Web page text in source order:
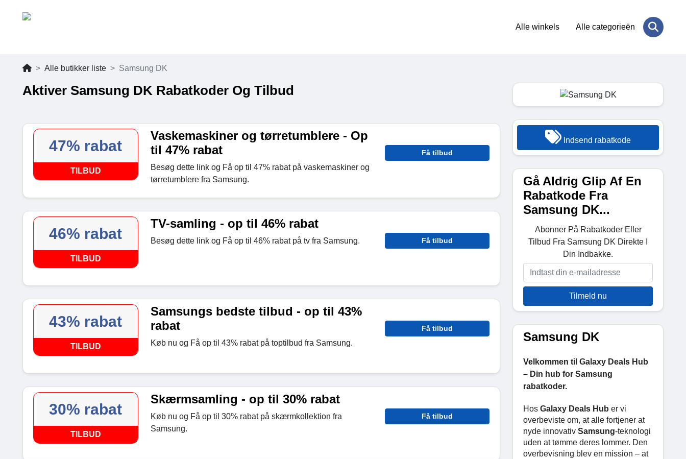
Alle winkels Alle categorieën
Alle butikker liste Samsung DK
Aktiver Samsung DK Rabatkoder Og Tilbud
47% rabat
TILBUD
Vaskemaskiner og tørretumblere - Op
til 47% rabat
Besøg dette link og Få op til 47% rabat på vaskemaskiner og
tørretumblere fra Samsung.
Få tilbud
46% rabat
TILBUD
TV-samling - op til 46% rabat
Besøg dette link og Få op til 46% rabat på tv fra Samsung. Få tilbud
43% rabat
TILBUD
Samsungs bedste tilbud - op til 43%
rabat
Køb nu og Få op til 43% rabat på toptilbud fra Samsung.
Få tilbud
30% rabat
TILBUD
Skærmsamling - op til 30% rabat
Køb nu og Få op til 30% rabat på skærmkollektion fra
Samsung.
Få tilbud
Indsend rabatkode
Gå Aldrig Glip Af En
Rabatkode Fra
Samsung DK...
Abonner På Rabatkoder Eller
Tilbud Fra Samsung DK Direkte I
Din Indbakke.
Tilmeld nu
Samsung DK
Velkommen til Galaxy Deals Hub
– Din hub for Samsung
rabatkoder.
Hos Galaxy Deals Hub er vi
overbeviste om, at alle fortjener at
nyde innovativ Samsung-teknologi
uden at tømme deres lommer. Den
overbevisning blev en mission – at